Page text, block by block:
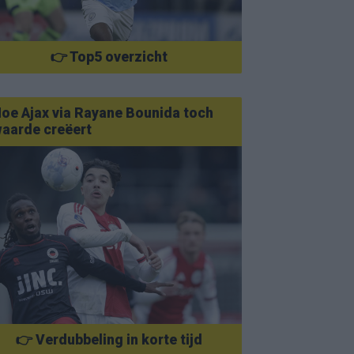
👉 Top5 overzicht
Ajax via Rayane Bounida toch
creëert
👉 Verdubbeling in korte tijd